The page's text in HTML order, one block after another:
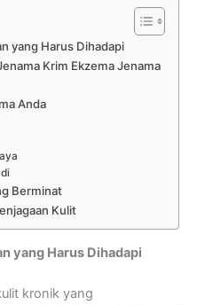
yang Harus Dihadapi
Krim Ekzema Jenama
Anda
Berminat
Kulit
yang Harus Dihadapi
kronik yang